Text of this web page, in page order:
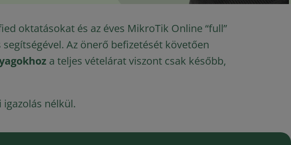
oktatásokat és az éves MikroTik Online “full”
Az önerő befizetését követően
a teljes vételárat viszont csak később,
nélkül.